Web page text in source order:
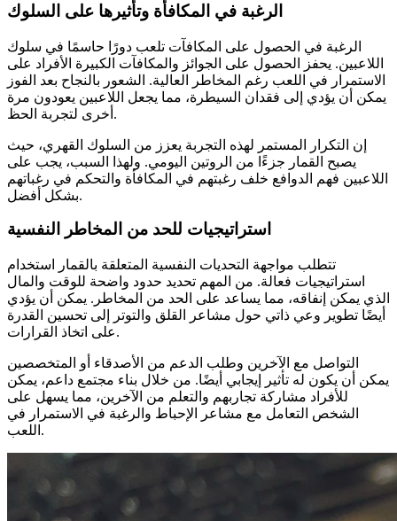
الرغبة في المكافأة وتأثيرها على السلوك
الرغبة في الحصول على المكافآت تلعب دورًا حاسمًا في سلوك
اللاعبين. يحفز الحصول على الجوائز والمكافآت الكبيرة الأفراد على
الاستمرار في اللعب رغم المخاطر العالية. الشعور بالنجاح بعد الفوز
يمكن أن يؤدي إلى فقدان السيطرة، مما يجعل اللاعبين يعودون مرة
أخرى لتجربة الحظ.
إن التكرار المستمر لهذه التجربة يعزز من السلوك القهري، حيث
يصبح القمار جزءًا من الروتين اليومي. ولهذا السبب، يجب على
اللاعبين فهم الدوافع خلف رغبتهم في المكافأة والتحكم في رغباتهم
بشكل أفضل.
استراتيجيات للحد من المخاطر النفسية
تتطلب مواجهة التحديات النفسية المتعلقة بالقمار استخدام
استراتيجيات فعالة. من المهم تحديد حدود واضحة للوقت والمال
الذي يمكن إنفاقه، مما يساعد على الحد من المخاطر. يمكن أن يؤدي
أيضًا تطوير وعي ذاتي حول مشاعر القلق والتوتر إلى تحسين القدرة
على اتخاذ القرارات.
التواصل مع الآخرين وطلب الدعم من الأصدقاء أو المتخصصين
يمكن أن يكون له تأثير إيجابي أيضًا. من خلال بناء مجتمع داعم، يمكن
للأفراد مشاركة تجاربهم والتعلم من الآخرين، مما يسهل على
الشخص التعامل مع مشاعر الإحباط والرغبة في الاستمرار في
اللعب.